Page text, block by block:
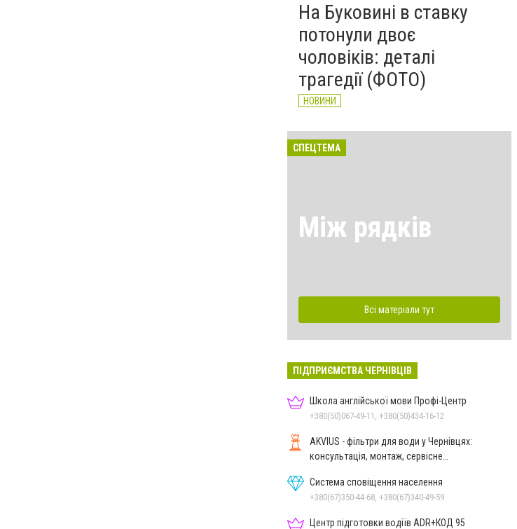
На Буковині в ставку
потонули двоє
чоловіків: деталі
трагедії (ФОТО)
НОВИНИ
СПЕЦТЕМА
Між рядків
Всі матеріали тут
ПІДПРИЄМСТВА ЧЕРНІВЦІВ
Школа англійської мови Профі-Центр
+380(50)067-49-11, +380(50)434-16-12
AKVIUS - фільтри для води у Чернівцях:
консультація, монтаж, сервісне
Система сповіщення населення
+380(67)350-44-68, +380(67)340-49-59
Центр підготовки водіїв ADR+КОД 95